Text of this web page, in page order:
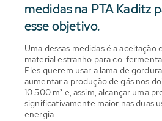
medidas na PTA Kaditz
esse objetivo.
Uma dessas medidas é a aceitação
material estranho para co-
Eles querem usar a lama de
aumentar a produção de gás nos
10.500 m³ e, assim, alcançar uma
significativamente maior nas duas
energia.